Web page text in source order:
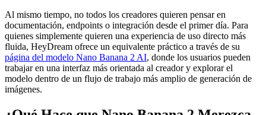
Al mismo tiempo, no todos los creadores quieren pensar en
documentación, endpoints o integración desde el primer día. Para
quienes simplemente quieren una experiencia de uso directo más
fluida, HeyDream ofrece un equivalente práctico a través de su
página del modelo Nano Banana 2 AI, donde los usuarios pueden
trabajar en una interfaz más orientada al creador y explorar el
modelo dentro de un flujo de trabajo más amplio de generación de
imágenes.